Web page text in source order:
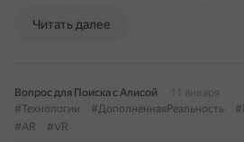
Читать далее
Вопрос для Поиска с Алисой
11 января
#Технологии
#ДополненнаяРеальность
#AR
#VR